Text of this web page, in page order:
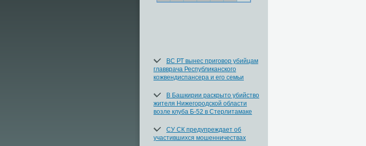
ВС РТ вынес приговор убийцам
главврача Республиканского
кожвендиспансера и его семьи
В Башкирии раскрыто убийство
жителя Нижегородской области
возле клуба Б-52 в Стерлитамаке
СУ СК предупреждает об
участившихся мошенничествах